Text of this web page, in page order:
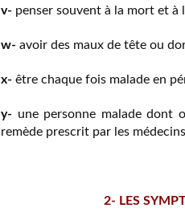
v- penser souvent à la mort et à
w- avoir des maux de tête ou
x- être chaque fois malade en
y- une personne malade dont
remède prescrit par les
2- LES